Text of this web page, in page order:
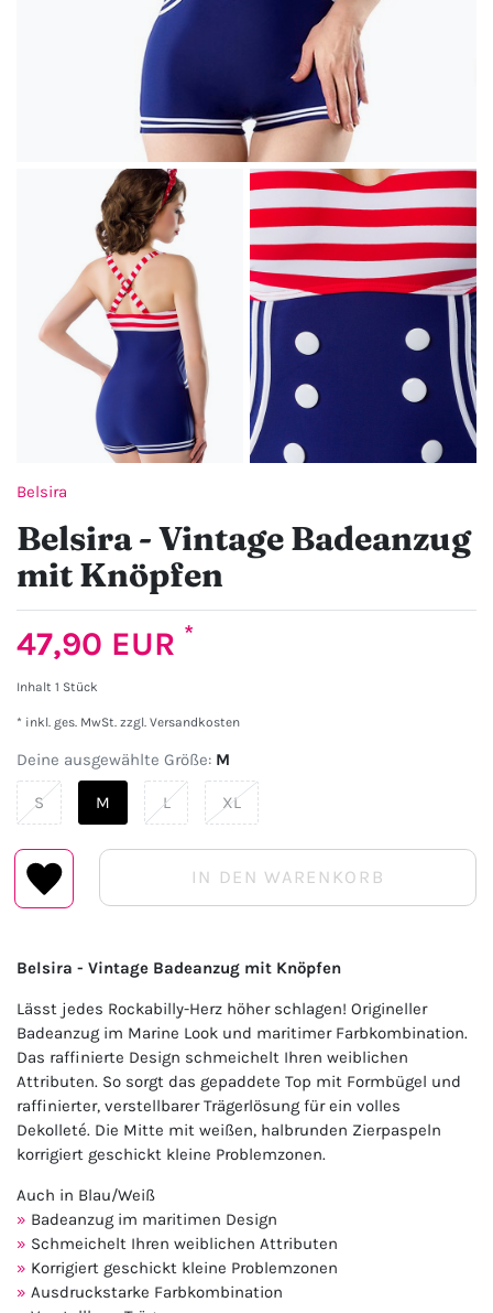
Belsira
Belsira - Vintage Badeanzug
mit Knöpfen
47,90 EUR *
Inhalt 1 Stück
* inkl. ges. MwSt. zzgl. Versandkosten
Deine ausgewählte Größe: M
S M L XL
IN DEN WARENKORB
Belsira - Vintage Badeanzug mit Knöpfen
Lässt jedes Rockabilly-Herz höher schlagen! Origineller
Badeanzug im Marine Look und maritimer Farbkombination.
Das raffinierte Design schmeichelt Ihren weiblichen
Attributen. So sorgt das gepaddete Top mit Formbügel und
raffinierter, verstellbarer Trägerlösung für ein volles
Dekolleté. Die Mitte mit weißen, halbrunden Zierpaspeln
korrigiert geschickt kleine Problemzonen.
Auch in Blau/Weiß
Badeanzug im maritimen Design
Schmeichelt Ihren weiblichen Attributen
Korrigiert geschickt kleine Problemzonen
Ausdruckstarke Farbkombination